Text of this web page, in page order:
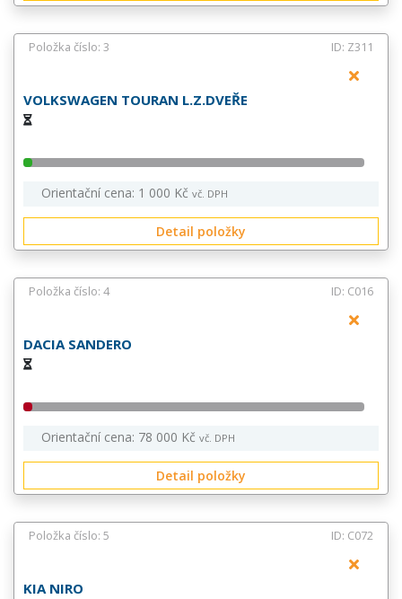
Položka číslo: 3 ID: Z311
VOLKSWAGEN TOURAN L.Z.DVEŘE
Orientační cena: 1 000 Kč vč. DPH
Detail položky
Položka číslo: 4 ID: C016
DACIA SANDERO
Orientační cena: 78 000 Kč vč. DPH
Detail položky
Položka číslo: 5 ID: C072
KIA NIRO